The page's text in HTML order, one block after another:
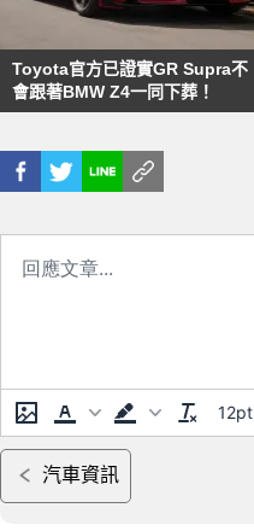
Toyota官方已證實GR Supra不
會跟著BMW Z4一同下葬！
12pt
汽車資訊